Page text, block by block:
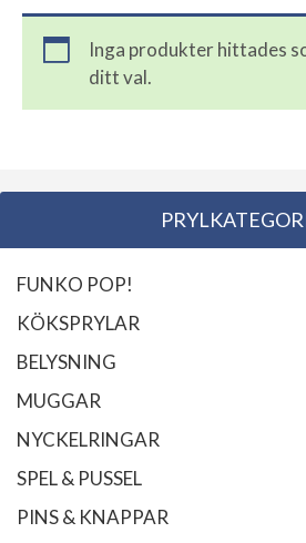
Inga produkter hittades
ditt val.
FUNKO POP!
KÖKSPRYLAR
BELYSNING
MUGGAR
NYCKELRINGAR
SPEL & PUSSEL
PINS & KNAPPAR